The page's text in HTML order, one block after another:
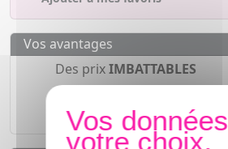
Vos avantages
Des prixIMBATTABLES
Paiement en 4 fois sans frais